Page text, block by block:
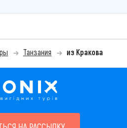
Танзания из Кракова